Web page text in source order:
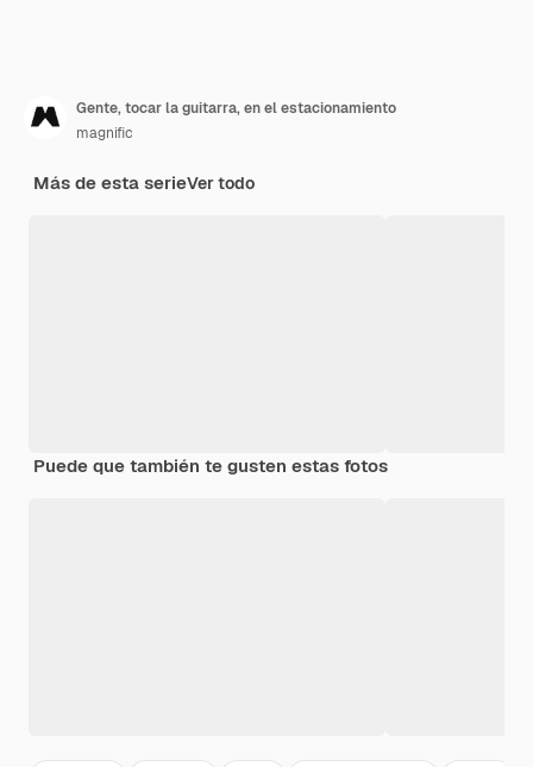
Gente, tocar la guitarra, en el estacionamiento
magnific
Más de esta serieVer todo
Puede que también te gusten estas fotos